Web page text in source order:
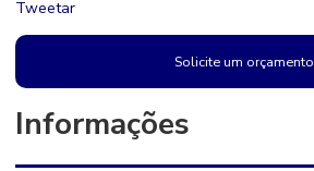
Tweetar
Solicite um orçamento
Informações